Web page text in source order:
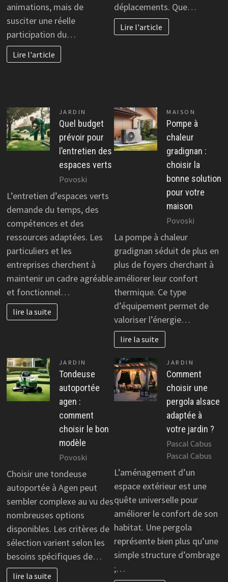
animations, mais de
susciter une réelle
participation du…
Lire l'article
déplacements. Que…
Lire l'article
JARDIN
Quel budget
prévoir pour
l’entretien des
espaces verts
Povoski
L’entretien d’espaces verts
demande du temps, des
compétences et des
ressources adaptées. Les
particuliers et les
entreprises cherchent à
maintenir un cadre agréable
et fonctionnel…
lire la suite
MAISON
Pompe à
chaleur
gradignan :
choisir la
bonne solution
pour votre
maison
Povoski
La pompe à chaleur
gradignan séduit de plus en
plus de foyers cherchant à
améliorer leur confort
thermique. Ce type
d’équipement permet de
valoriser l’énergie…
lire la suite
JARDIN
Tondeuse
autoportée
agen :
comment
choisir le bon
modèle
Povoski
Choisir une tondeuse
autoportée à Agen peut
sembler complexe au vu des
nombreuses options
disponibles. Les critères de
sélection varient selon les
besoins spécifiques de…
lire la suite
JARDIN
Comment
choisir une
pergola alsace
adaptée à
votre jardin ?
Pascal Cabus
Pascal Cabus
L’aménagement d’un
espace extérieur est une
quête universelle pour
améliorer le confort de son
habitat. Une pergola
représente bien plus qu’une
simple structure d’ombrage
;…